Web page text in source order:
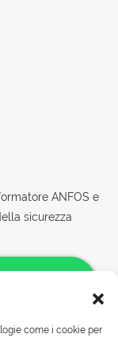
come i cookie per
ANFOS e
sicurezza
dei Trattori: